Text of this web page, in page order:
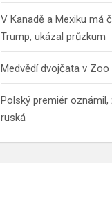
V Kanadě a Mexiku má
Trump, ukázal průzkum
Medvědí dvojčata v
Polský premiér
ruská